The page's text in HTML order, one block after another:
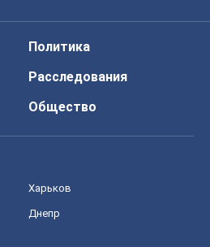
Политика
Расследования
Общество
Харьков
Днепр